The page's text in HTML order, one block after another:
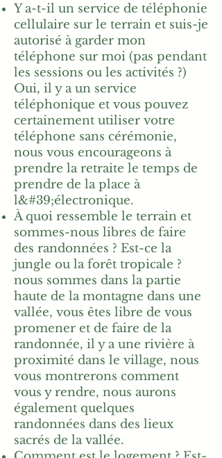
Y a-t-il un service de téléphonie
cellulaire sur le terrain et suis-je
autorisé à garder mon
téléphone sur moi (pas pendant
les sessions ou les activités ?)
Oui, il y a un service
téléphonique et vous pouvez
certainement utiliser votre
téléphone sans cérémonie,
nous vous encourageons à
prendre la retraite le temps de
prendre de la place à
l&#39;électronique.
À quoi ressemble le terrain et
sommes-nous libres de faire
des randonnées ? Est-ce la
jungle ou la forêt tropicale ?
nous sommes dans la partie
haute de la montagne dans une
vallée, vous êtes libre de vous
promener et de faire de la
randonnée, il y a une rivière à
proximité dans le village, nous
vous montrerons comment
vous y rendre, nous aurons
également quelques
randonnées dans des lieux
sacrés de la vallée.